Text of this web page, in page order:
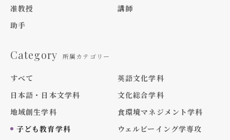
准教授
講師
助手
Category 所属カテゴリー
すべて
英語文化学科
日本語・日本文学科
文化総合学科
地域創生学科
食環境マネジメント学科
子ども教育学科
ウェルビーイング学専攻